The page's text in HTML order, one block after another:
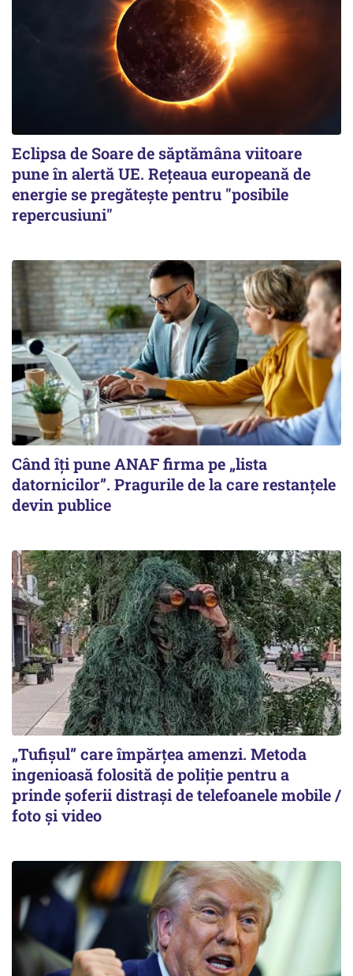
Eclipsa de Soare de săptămâna viitoare
pune în alertă UE. Rețeaua europeană de
energie se pregătește pentru "posibile
repercusiuni"
Când îți pune ANAF firma pe „lista
datornicilor”. Pragurile de la care restanțele
devin publice
„Tufișul” care împărțea amenzi. Metoda
ingenioasă folosită de poliție pentru a
prinde șoferii distrași de telefoanele mobile /
foto și video